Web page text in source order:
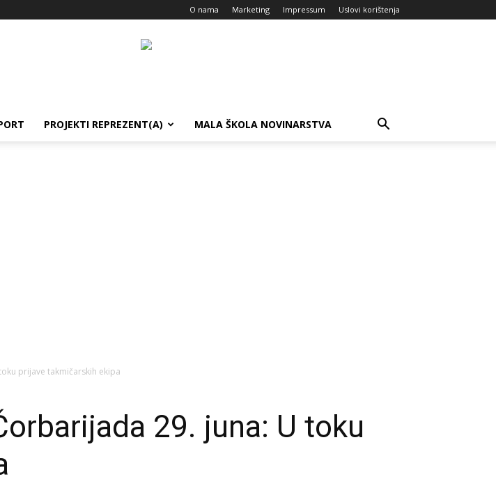
O nama Marketing Impressum Uslovi korištenja
PROJEKTI REPREZENT(A) MALA ŠKOLA NOVINARSTVA
prijave takmičarskih ekipa
29. juna: U toku